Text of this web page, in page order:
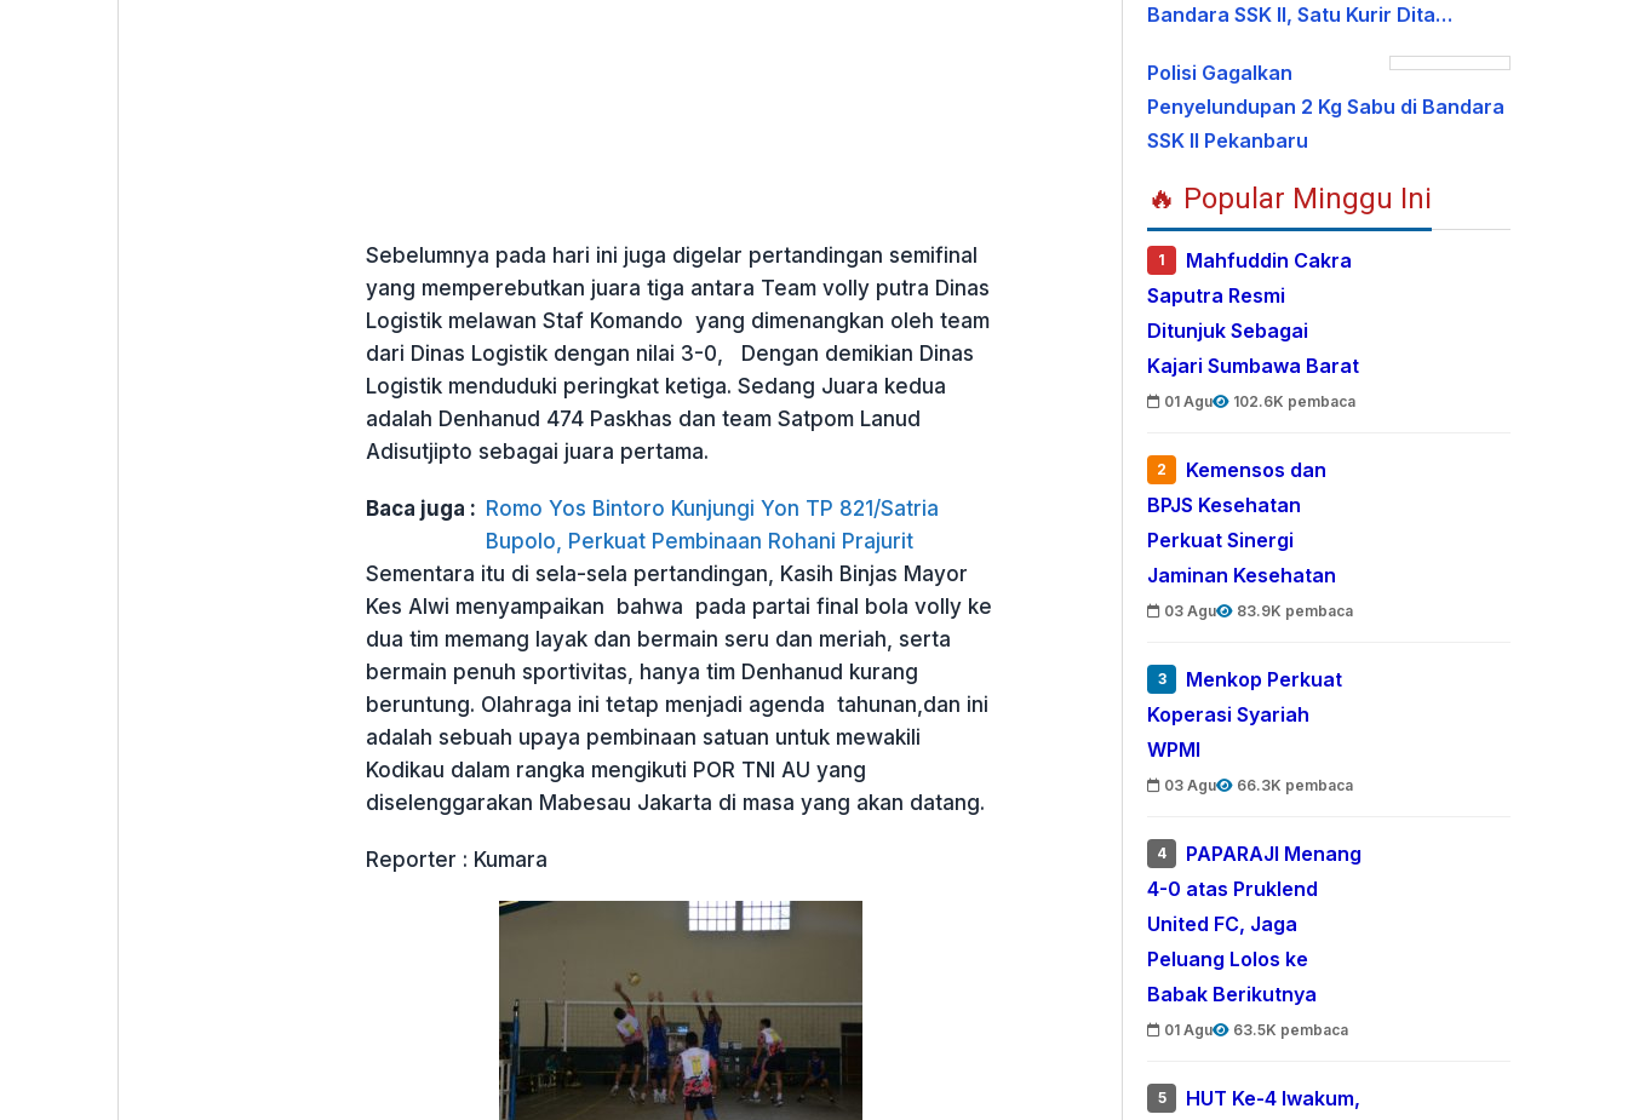
Sebelumnya pada hari ini juga digelar pertandingan semifinal
yang memperebutkan juara tiga antara Team volly putra Dinas
Logistik melawan Staf Komando yang dimenangkan oleh team
dari Dinas Logistik dengan nilai 3-0, Dengan demikian Dinas
Logistik menduduki peringkat ketiga. Sedang Juara kedua
adalah Denhanud 474 Paskhas dan team Satpom Lanud
Adisutjipto sebagai juara pertama.
Baca juga : Romo Yos Bintoro Kunjungi Yon TP 821/Satria
Bupolo, Perkuat Pembinaan Rohani Prajurit
Sementara itu di sela-sela pertandingan, Kasih Binjas Mayor
Kes Alwi menyampaikan bahwa pada partai final bola volly ke
dua tim memang layak dan bermain seru dan meriah, serta
bermain penuh sportivitas, hanya tim Denhanud kurang
beruntung. Olahraga ini tetap menjadi agenda tahunan,dan ini
adalah sebuah upaya pembinaan satuan untuk mewakili
Kodikau dalam rangka mengikuti POR TNI AU yang
diselenggarakan Mabesau Jakarta di masa yang akan datang.
Reporter : Kumara
Bandara SSK II, Satu Kurir Dita…
Polisi Gagalkan
Penyelundupan 2 Kg Sabu di Bandara
SSK II Pekanbaru
🔥 Popular Minggu Ini
1
Mahfuddin Cakra
Saputra Resmi
Ditunjuk Sebagai
Kajari Sumbawa Barat
01 Agu 102.6K pembaca
2
Kemensos dan
BPJS Kesehatan
Perkuat Sinergi
Jaminan Kesehatan
03 Agu 83.9K pembaca
3
Menkop Perkuat
Koperasi Syariah
WPMI
03 Agu 66.3K pembaca
4
PAPARAJI Menang
4-0 atas Pruklend
United FC, Jaga
Peluang Lolos ke
Babak Berikutnya
01 Agu 63.5K pembaca
5
HUT Ke-4 Iwakum,